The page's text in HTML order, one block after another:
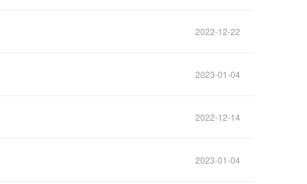
2022-12-22
2023-01-04
2022-12-14
2023-01-04